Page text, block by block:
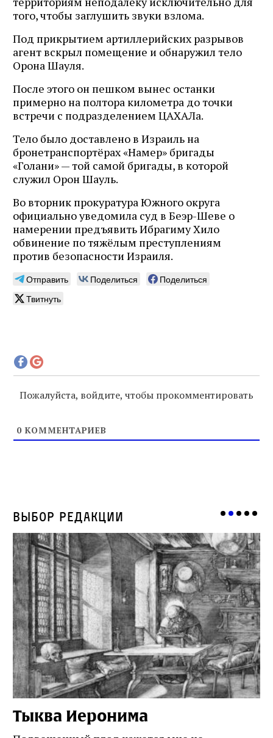
того, чтобы заглушить звуки взлома.
Под прикрытием артиллерийских разрывов
агент вскрыл помещение и обнаружил тело
Орона Шауля.
После этого он пешком вынес останки
примерно на полтора километра до точки
встречи с подразделением ЦАХАЛа.
Тело было доставлено в Израиль на
бронетранспортёрах «Намер» бригады
«Голани» — той самой бригады, в которой
служил Орон Шауль.
Во вторник прокуратура Южного округа
официально уведомила суд в Беэр-Шеве о
намерении предъявить Ибрагиму Хило
обвинение по тяжёлым преступлениям
против безопасности Израиля.
Отправить Поделиться
Поделиться
Твитнуть
Пожалуйста, войдите, чтобы прокомментировать
0 КОММЕНТАРИЕВ
Выбор редакции
Тыква Иеронима